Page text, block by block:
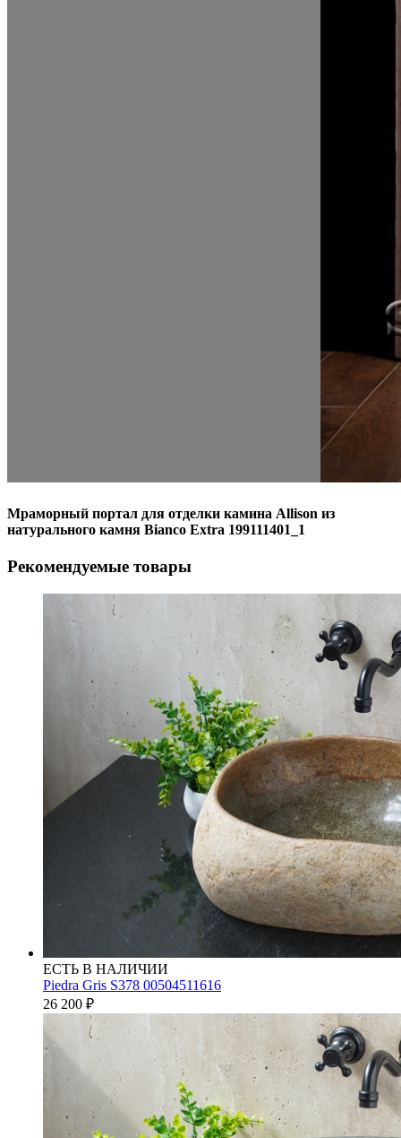
Мраморный портал для отделки камина Allison из
натурального камня Bianco Extra 199111401_1
Рекомендуемые товары
ЕСТЬ В НАЛИЧИИ
Piedra Gris S378 00504511616
26 200 ₽